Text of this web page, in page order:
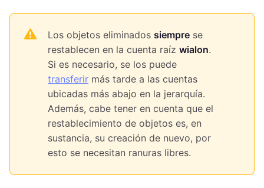
Los objetos eliminados siempre se
restablecen en la cuenta raíz wialon.
Si es necesario, se los puede
transferir más tarde a las cuentas
ubicadas más abajo en la jerarquía.
Además, cabe tener en cuenta que el
restablecimiento de objetos es, en
sustancia, su creación de nuevo, por
esto se necesitan ranuras libres.